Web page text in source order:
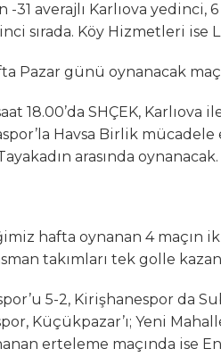
-31 averajlı Karlıova yedinci,
sırada. Köy Hizmetleri ise
Pazar günü oynanacak
18.00’da SHÇEK, Karlıova
Havsa Birlik
arasında
hafta oynanan 4 maçın
takımları tek golle
5-2, Kirişhanespor da
Küçükpazar’ı; Yeni
erteleme maçında ise